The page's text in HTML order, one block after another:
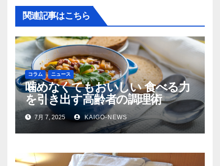
ン
関連記事はこちら
コラム ニュース
噛めなくてもおいしい 食べる力
を引き出す高齢者の調理術
7月 7, 2025 KAIGO-NEWS